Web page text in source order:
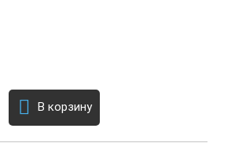
В корзину